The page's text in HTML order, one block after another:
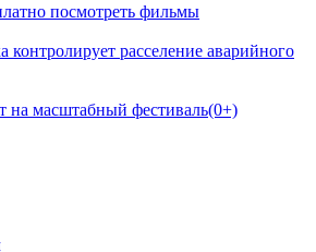
посмотреть фильмы
контролирует расселение аварийного
на масштабный фестиваль(0+)